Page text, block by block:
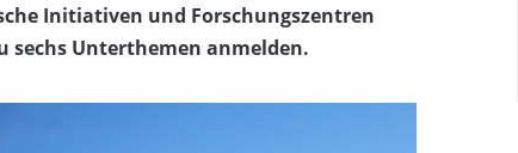
Initiativen und Forschungszentren
sechs Unterthemen anmelden.